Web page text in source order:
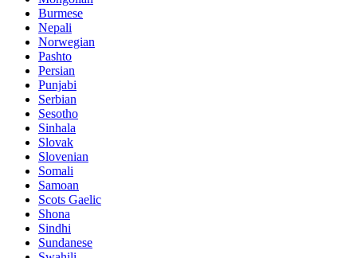
Burmese
Nepali
Norwegian
Pashto
Persian
Punjabi
Serbian
Sesotho
Sinhala
Slovak
Slovenian
Somali
Samoan
Scots Gaelic
Shona
Sindhi
Sundanese